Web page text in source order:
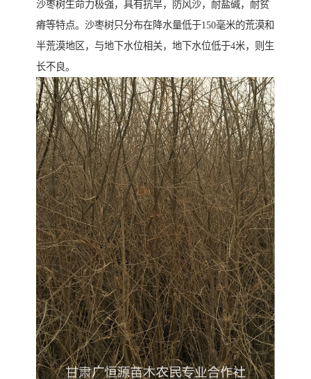
沙枣树生命力极强，具有抗旱，防风沙，耐盐碱，耐贫
瘠等特点。沙枣树只分布在降水量低于150毫米的荒漠和
半荒漠地区，与地下水位相关，地下水位低于4米，则生
长不良。